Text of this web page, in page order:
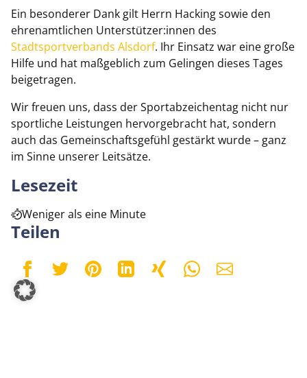
Ein besonderer Dank gilt Herrn Hacking sowie den
ehrenamtlichen Unterstützer:innen des
Stadtsportverbands Alsdorf. Ihr Einsatz war eine große
Hilfe und hat maßgeblich zum Gelingen dieses Tages
beigetragen.
Wir freuen uns, dass der Sportabzeichentag nicht nur
sportliche Leistungen hervorgebracht hat, sondern
auch das Gemeinschaftsgefühl gestärkt wurde – ganz
im Sinne unserer Leitsätze.
Lesezeit
Weniger als eine Minute
Teilen